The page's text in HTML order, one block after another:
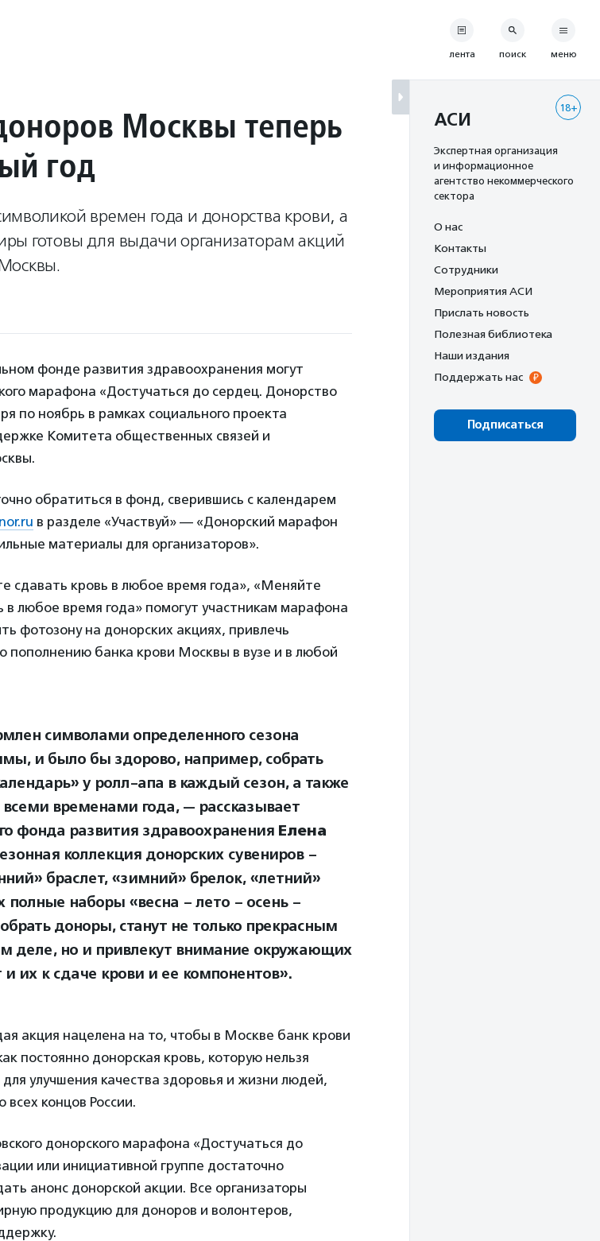
Москвы теперь
год
времен года и донорства крови, а
готовы для выдачи организаторам акций
фонде развития здравоохранения могут
марафона «Достучаться до сердец. Донорство
по ноябрь в рамках социального проекта
Комитета общественных связей и
обратиться в фонд, сверившись с календарем
в разделе «Участвуй» — «Донорский марафон
материалы для организаторов».
сдавать кровь в любое время года», «Меняйте
в любое время года» помогут участникам марафона
фотозону на донорских акциях, привлечь
пополнению банка крови Москвы в вузе и в любой
символами определенного сезона
и было бы здорово, например, собрать
у ролл-апа в каждый сезон, а также
временами года, — рассказывает
фонда развития здравоохранения Елена
коллекция донорских сувениров –
браслет, «зимний» брелок, «летний»
полные наборы «весна – лето – осень –
доноры, станут не только прекрасным
деле, но и привлекут внимание окружающих
их к сдаче крови и ее компонентов».
акция нацелена на то, чтобы в Москве банк крови
постоянно донорская кровь, которую нельзя
улучшения качества здоровья и жизни людей,
концов России.
донорского марафона «Достучаться до
или инициативной группе достаточно
анонс донорской акции. Все организаторы
продукцию для доноров и волонтеров,
лента поиск меню
18+
АСИ
Экспертная организация
и информационное
агентство некоммерческого
сектора
О нас
Контакты
Сотрудники
Мероприятия АСИ
Прислать новость
Полезная библиотека
Наши издания
Поддержать нас
Подписаться